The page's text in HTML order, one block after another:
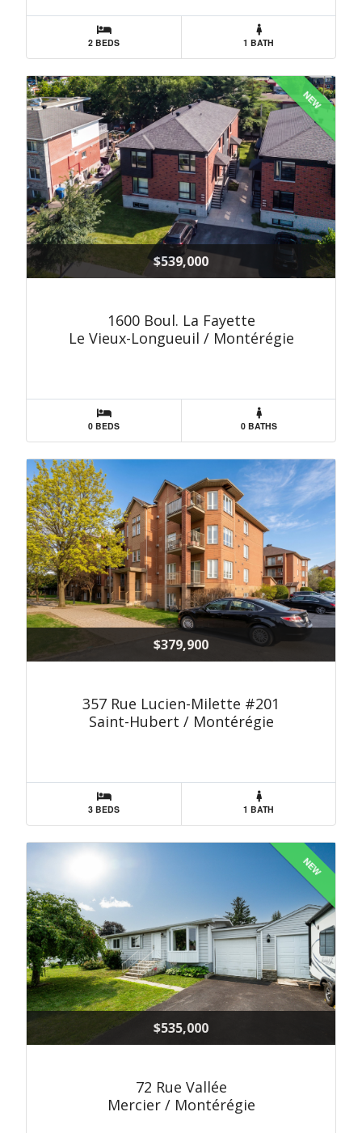
2 BEDS 1 BATH
NEW
$539,000
1600 Boul. La Fayette
Le Vieux-Longueuil / Montérégie
0 BEDS 0 BATHS
$379,900
357 Rue Lucien-Milette #201
Saint-Hubert / Montérégie
3 BEDS 1 BATH
NEW
$535,000
72 Rue Vallée
Mercier / Montérégie